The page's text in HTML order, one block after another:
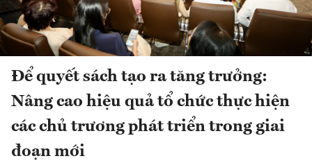
Để quyết sách tạo ra tăng trưởng:
Nâng cao hiệu quả tổ chức thực hiện
các chủ trương phát triển trong giai
đoạn mới